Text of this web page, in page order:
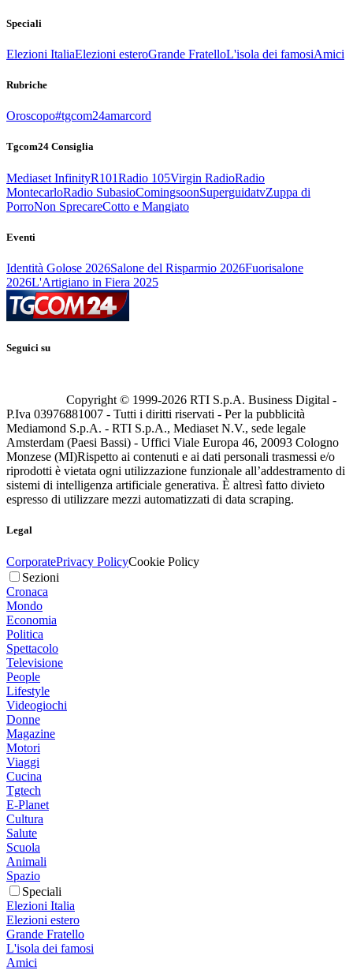
Speciali
Elezioni ItaliaElezioni esteroGrande FratelloL'isola dei famosiAmici
Rubriche
Oroscopo#tgcom24amarcord
Tgcom24 Consiglia
Mediaset InfinityR101Radio 105Virgin RadioRadio
MontecarloRadio SubasioComingsoonSuperguidatvZuppa di
PorroNon SprecareCotto e Mangiato
Eventi
Identità Golose 2026Salone del Risparmio 2026Fuorisalone
2026L'Artigiano in Fiera 2025
Seguici su
Copyright © 1999-2026 RTI S.p.A. Business Digital -
P.Iva 03976881007 - Tutti i diritti riservati - Per la pubblicità
Mediamond S.p.A. - RTI S.p.A., Mediaset N.V., sede legale
Amsterdam (Paesi Bassi) - Uffici Viale Europa 46, 20093 Cologno
Monzese (MI)Rispetto ai contenuti e ai dati personali trasmessi e/o
riprodotti è vietata ogni utilizzazione funzionale all’addestramento di
sistemi di intelligenza artificiale generativa. È altresì fatto divieto
espresso di utilizzare mezzi automatizzati di data scraping.
Legal
CorporatePrivacy PolicyCookie Policy
Sezioni
Cronaca
Mondo
Economia
Politica
Spettacolo
Televisione
People
Lifestyle
Videogiochi
Donne
Magazine
Motori
Viaggi
Cucina
Tgtech
E-Planet
Cultura
Salute
Scuola
Animali
Spazio
Speciali
Elezioni Italia
Elezioni estero
Grande Fratello
L'isola dei famosi
Amici